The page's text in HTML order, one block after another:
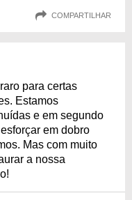
COMPARTILHAR
para certas
Estamos
e em segundo
em dobro
Mas com muito
a nossa